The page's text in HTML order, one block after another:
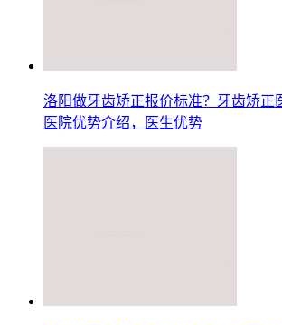
洛阳做牙齿矫正报价标准？牙齿矫正
医院优势介绍，医生优势